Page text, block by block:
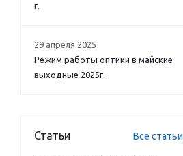
г.
29 апреля 2025
Режим работы оптики в майские
выходные 2025г.
Статьи Все статьи